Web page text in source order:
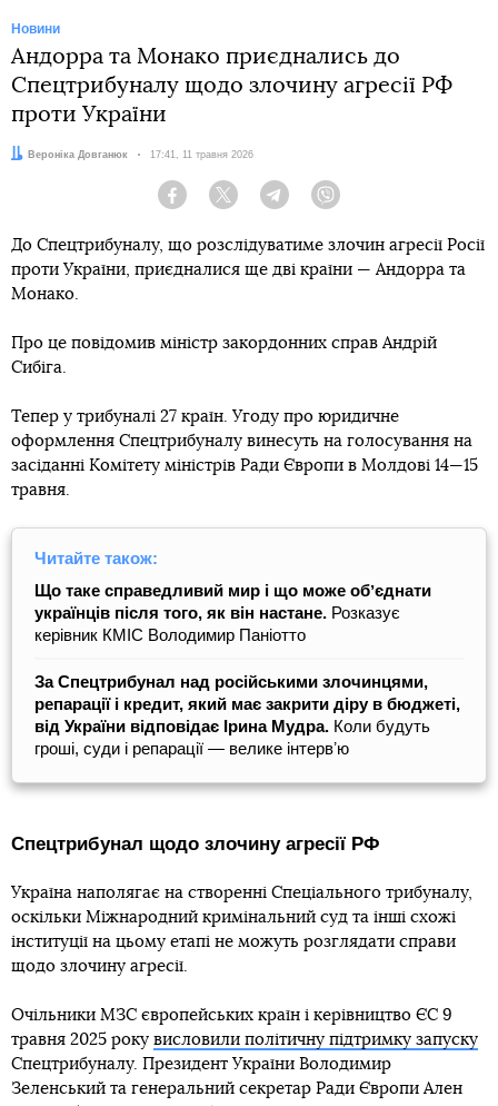
Новини
Андорра та Монако приєднались до
Спецтрибуналу щодо злочину агресії РФ
проти України
Автор:Вероніка Довганюк Дата:
17:41, 11 травня 2026
Facebook Twitter Telegram
До Спецтрибуналу, що розслідуватиме злочин агресії Росії
проти України, приєдналися ще дві країни — Андорра та
Монако.
Про це повідомив міністр закордонних справ Андрій
Сибіга.
Тепер у трибуналі 27 країн. Угоду про юридичне
оформлення Спецтрибуналу винесуть на голосування на
засіданні Комітету міністрів Ради Європи в Молдові 14—15
травня.
Читайте також:
Що таке справедливий мир і що може обʼєднати
українців після того, як він настане. Розказує
керівник КМІС Володимир Паніотто
За Спецтрибунал над російськими злочинцями,
репарації і кредит, який має закрити діру в бюджеті,
від України відповідає Ірина Мудра. Коли будуть
гроші, суди і репарації — велике інтервʼю
Спецтрибунал щодо злочину агресії РФ
Україна наполягає на створенні Спеціального трибуналу,
оскільки Міжнародний кримінальний суд та інші схожі
інституції на цьому етапі не можуть розглядати справи
щодо злочину агресії.
Очільники МЗС європейських країн і керівництво ЄС 9
травня 2025 року висловили політичну підтримку запуску
Спецтрибуналу. Президент України Володимир
Зеленський та генеральний секретар Ради Європи Ален